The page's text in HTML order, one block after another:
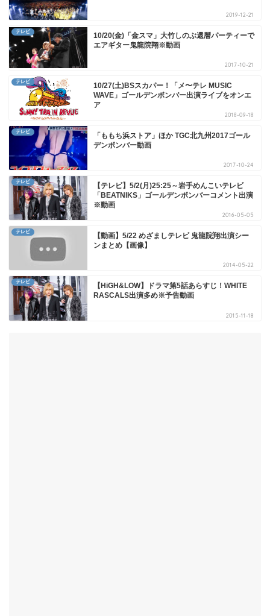
2019-12-21
テレビ
10/20(金)「金スマ」大竹しのぶ還暦パーティーで
エアギター鬼龍院翔※動画
2017-10-21
テレビ
10/27(土)BSスカパー！「メ〜テレ MUSIC
WAVE」ゴールデンボンバー出演ライブをオンエ
ア
2018-09-18
テレビ
「ももち浜ストア」ほか TGC北九州2017ゴール
デンボンバー動画
2017-10-24
テレビ
【テレビ】5/2(月)25:25～岩手めんこいテレビ
「BEATNIKS」ゴールデンボンバーコメント出演
※動画
2016-05-05
テレビ
【動画】5/22 めざましテレビ 鬼龍院翔出演シー
ンまとめ【画像】
2014-05-22
テレビ
【HiGH&LOW】ドラマ第5話あらすじ！WHITE
RASCALS出演多め※予告動画
2015-11-18